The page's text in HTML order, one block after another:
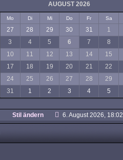
AUGUST 2026
Mo Di Mi Do Fr Sa
27 28 29 30 31 1
3
4 5 6 7 8
10
11 12 13 14 15
17
18 19 20 21 22
24
25 26 27 28 29
31
1 2 3 4 5
6. August 2026, 18:02
Stil ändern